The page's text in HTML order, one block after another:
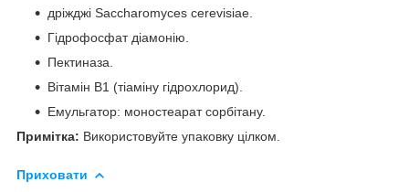
дріжджі Saccharomyces cerevisiae.
Гідрофосфат діамонію.
Пектиназа.
Вітамін B1 (тіаміну гідрохлорид).
Емульгатор: моностеарат сорбітану.
Примітка: Використовуйте упаковку цілком.
Приховати